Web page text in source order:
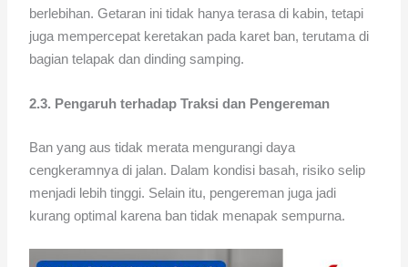
berlebihan. Getaran ini tidak hanya terasa di kabin, tetapi
juga mempercepat keretakan pada karet ban, terutama di
bagian telapak dan dinding samping.
2.3. Pengaruh terhadap Traksi dan Pengereman
Ban yang aus tidak merata mengurangi daya
cengkeramnya di jalan. Dalam kondisi basah, risiko selip
menjadi lebih tinggi. Selain itu, pengereman juga jadi
kurang optimal karena ban tidak menapak sempurna.